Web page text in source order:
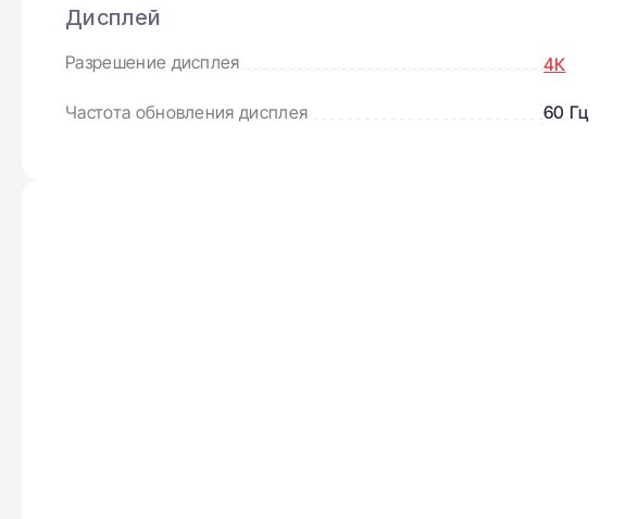
Дисплей
Разрешение дисплея 4К
Частота обновления дисплея 60 Гц